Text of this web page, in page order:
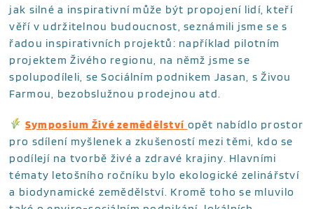
jak silné a inspirativní může být propojení lidí, kteří
věří v udržitelnou budoucnost, seznámili jsme se s
řadou inspirativních projektů: například pilotním
projektem Živého regionu, na němž jsme se
spolupodíleli, se Sociálním podnikem Jasan, s Živou
Farmou, bezobslužnou prodejnou atd.
Symposium Živé zemědělství opět nabídlo prostor
pro sdílení myšlenek a zkušeností mezi těmi, kdo se
podílejí na tvorbě živé a zdravé krajiny. Hlavními
tématy letošního ročníku bylo ekologické zelinářství
a biodynamické zemědělství. Kromě toho se mluvilo